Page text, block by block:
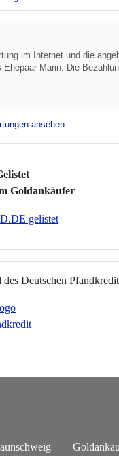
im Internet und die
Marin. Die
ansehen
Goldankäufer
des Deutschen